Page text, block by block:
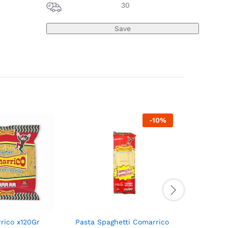
30
x120Gr
-10%
Pasta Spaghetti Comarrico